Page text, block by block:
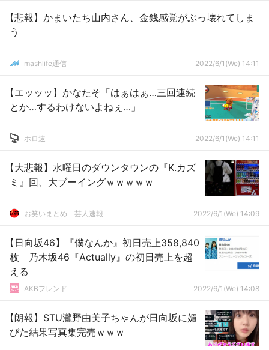
【悲報】かまいたち山内さん、金銭感覚がぶっ壊れてしま
う
mashlife通信 2022/6/1(We) 14:11
【エッッッ】かなたそ「はぁはぁ…三回連続
とか…するわけないよねぇ…」
ホロ速 2022/6/1(We) 14:11
【大悲報】水曜日のダウンタウンの『K.カズ
ミ』回、大ブーイングｗｗｗｗｗ
お笑いまとめ 芸人速報 2022/6/1(We) 14:09
【日向坂46】『僕なんか』初日売上358,840
枚 乃木坂46『Actually』の初日売上を超
える
AKBフレンド 2022/6/1(We) 14:08
【朗報】STU瀧野由美子ちゃんが日向坂に媚
びた結果写真集完売ｗｗｗ